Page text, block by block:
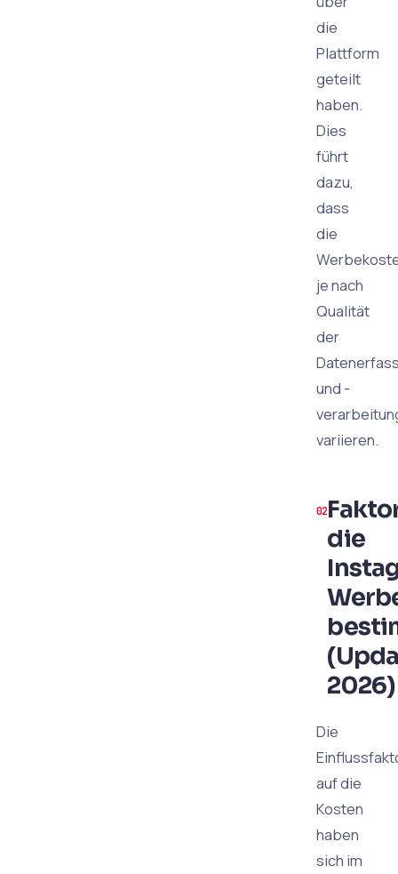
die
Plattform
geteilt
haben.
Dies
führt
dazu,
dass
die
je nach
Qualität
der
und -
variieren.
die
2026)
Die
auf die
Kosten
haben
sich im